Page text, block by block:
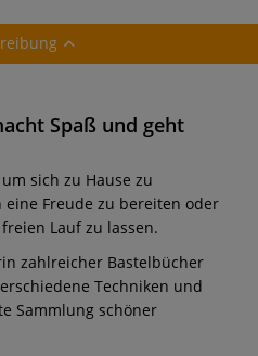
Spaß und geht
sich zu Hause zu
Freude zu bereiten oder
freien Lauf zu lassen.
zahlreicher Bastelbücher
Techniken und
Sammlung schöner